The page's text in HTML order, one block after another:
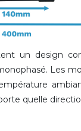
un design
Les
quelle